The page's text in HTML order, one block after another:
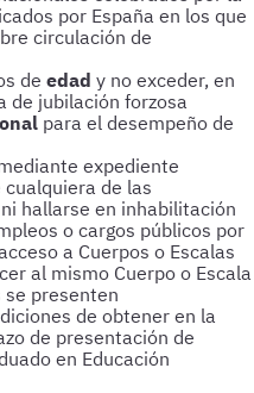
por España en los que
circulación de
de edad y no exceder, en
de jubilación forzosa
para el desempeño de
expediente
de las
hallarse en inhabilitación
o cargos públicos por
a Cuerpos o Escalas
al mismo Cuerpo o Escala
presenten
de obtener en la
de presentación de
en Educación